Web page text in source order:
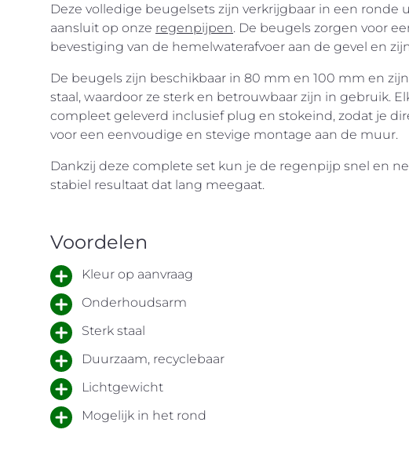
Deze volledige beugelsets zijn verkrijgbaar in een ronde
aansluit op onze regenpijpen. De beugels zorgen voor
bevestiging van de hemelwaterafvoer aan de gevel en
De beugels zijn beschikbaar in 80 mm en 100 mm en
staal, waardoor ze sterk en betrouwbaar zijn in gebruik.
compleet geleverd inclusief plug en stokeind, zodat je
voor een eenvoudige en stevige montage aan de muur.
Dankzij deze complete set kun je de regenpijp snel en
stabiel resultaat dat lang meegaat.
Voordelen
Kleur op aanvraag
Onderhoudsarm
Sterk staal
Duurzaam, recyclebaar
Lichtgewicht
Mogelijk in het rond